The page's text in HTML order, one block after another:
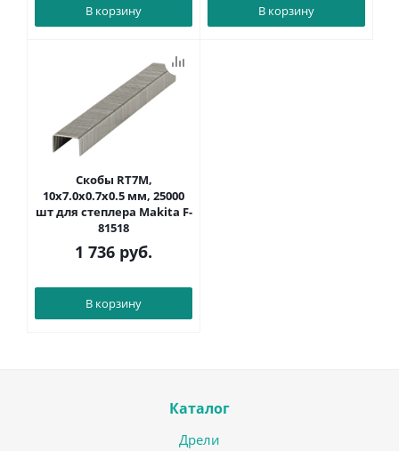
В корзину В корзину
Скобы RT7M,
10х7.0х0.7х0.5 мм, 25000
шт для степлера Makita F-
81518
1 736 руб.
В корзину
Каталог
Дрели